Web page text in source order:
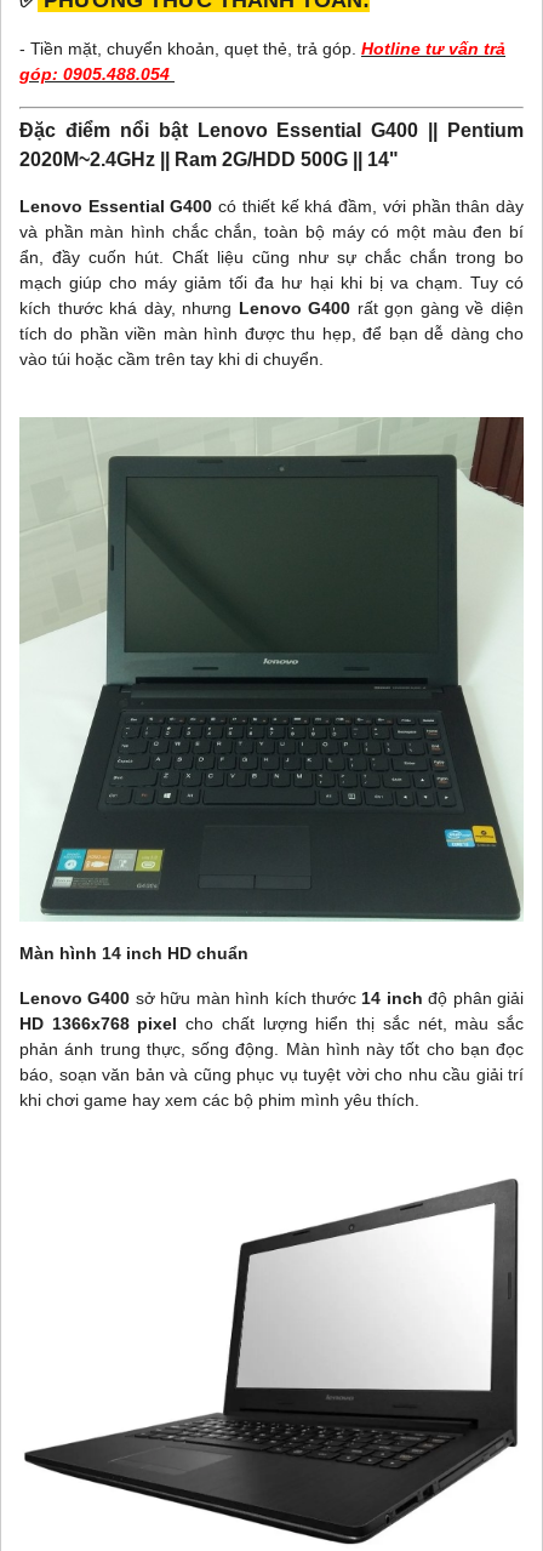
- Tiền mặt, chuyển khoản, quẹt thẻ, trả góp. Hotline tư vấn trả
góp: 0905.488.054
Đặc điểm nổi bật Lenovo Essential G400 || Pentium
2020M~2.4GHz || Ram 2G/HDD 500G || 14"
Lenovo Essential G400có thiết kế khá đầm, với phần thân dày
và phần màn hình chắc chắn, toàn bộ máy có một màu đen bí
ẩn, đầy cuốn hút. Chất liệu cũng như sự chắc chắn trong bo
mạch giúp cho máy giảm tối đa hư hại khi bị va chạm. Tuy có
kích thước khá dày, nhưng Lenovo G400 rất gọn gàng về diện
tích do phần viền màn hình được thu hẹp, để bạn dễ dàng cho
vào túi hoặc cầm trên tay khi di chuyển.
Màn hình 14 inch HD chuẩn
Lenovo G400 sở hữu màn hình kích thước 14 inch độ phân giải
HD 1366x768 pixel cho chất lượng hiển thị sắc nét, màu sắc
phản ánh trung thực, sống động. Màn hình này tốt cho bạn đọc
báo, soạn văn bản và cũng phục vụ tuyệt vời cho nhu cầu giải trí
khi chơi game hay xem các bộ phim mình yêu thích.